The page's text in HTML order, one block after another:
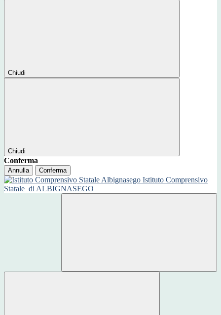
Chiudi
Chiudi
Conferma
Annulla Conferma
Istituto Comprensivo
Statale di ALBIGNASEGO